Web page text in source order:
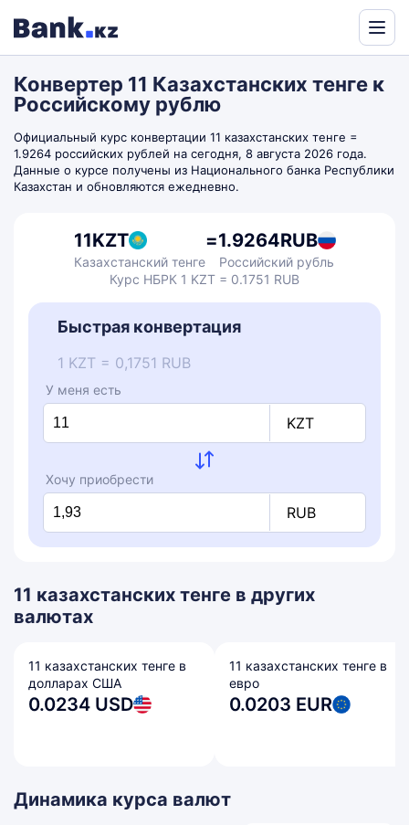
by
Translate
Конвертер 11 Казахстанских тенге к
Российскому рублю
Официальный курс конвертации 11 казахстанских тенге =
1.9264 российских рублей на сегодня, 8 августа 2026 года.
Данные о курсе получены из Национального банка Республики
Казахстан и обновляются ежедневно.
11KZT
Казахстанский тенге
=1.9264RUB
Российский рубль
Курс НБРК 1 KZT = 0.1751 RUB
Быстрая конвертация
1 KZT = 0,1751 RUB
У меня есть
KZT
Хочу приобрести
RUB
11 казахстанских тенге в других
валютах
11 казахстанских тенге в
долларах США
0.0234 USD
11 казахстанских тенге в
евро
0.0203 EUR
Динамика курса валют